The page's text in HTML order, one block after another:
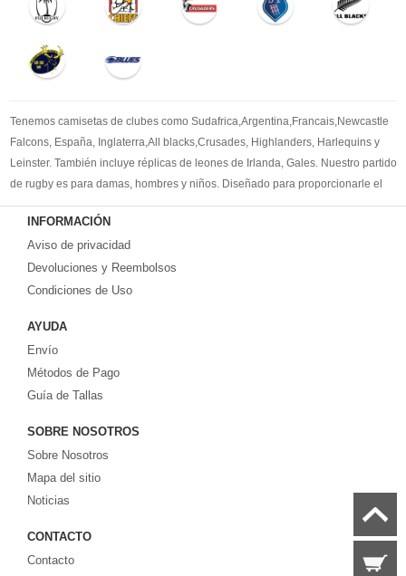
Tenemos camisetas de clubes como Sudafrica,Argentina,Francais,Newcastle
Falcons, España, Inglaterra,All blacks,Crusades, Highlanders, Harlequins y
Leinster. También incluye réplicas de leones de Irlanda, Gales. Nuestro partido
de rugby es para damas, hombres y niños. Diseñado para proporcionarle el
mejor kit de rugby para satisfacer sus necesidades. Bienvenido a comprar la
camisetas de rugby replicas
INFORMACIÓN
Aviso de privacidad
Devoluciones y Reembolsos
Condiciones de Uso
AYUDA
Envío
Métodos de Pago
Guía de Tallas
SOBRE NOSOTROS
Sobre Nosotros
Mapa del sitio
Noticias
CONTACTO
Contacto